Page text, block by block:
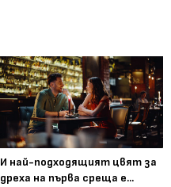
И най-подходящият цвят за
дреха на първа среща е...